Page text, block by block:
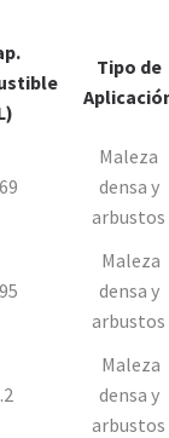
Tipo de
Maleza
densa y
arbustos
Maleza
densa y
arbustos
Maleza
densa y
arbustos